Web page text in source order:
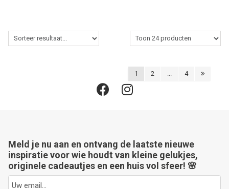
1 2 4
Meld je nu aan en ontvang de laatste nieuwe
inspiratie voor wie houdt van kleine gelukjes,
originele cadeautjes en een huis vol sfeer! 🌸